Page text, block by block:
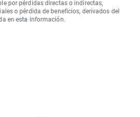
por pérdidas directas o indirectas,
o pérdida de beneficios, derivados del
en esta información.